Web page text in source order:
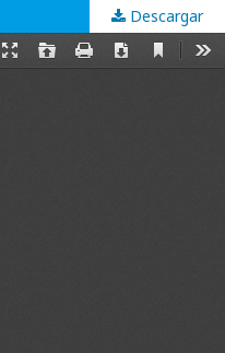
Descargar